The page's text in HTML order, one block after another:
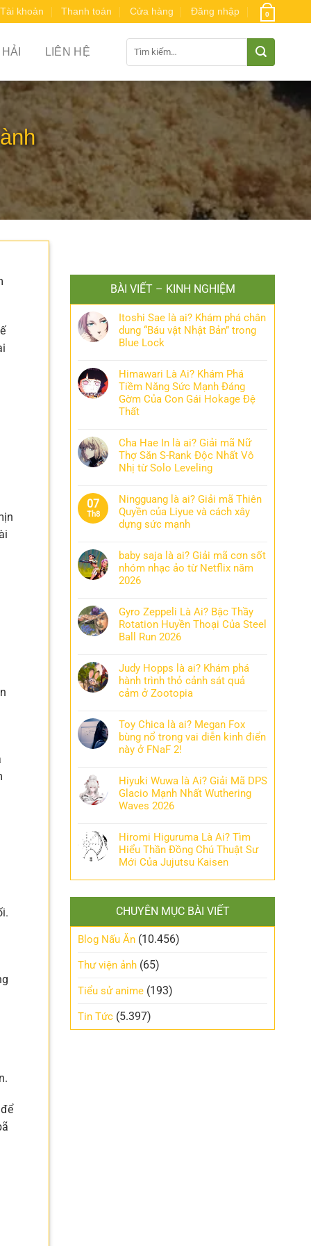
Tài khoản Thanh toán Cửa hàng Đăng nhập 0
LIÊN HỆ
kiếm:
BÀI VIẾT – KINH NGHIỆM
Itoshi Sae là ai? Khám phá chân
dung “Báu vật Nhật Bản” trong
Blue Lock
Himawari Là Ai? Khám Phá
Tiềm Năng Sức Mạnh Đáng
Gờm Của Con Gái Hokage Đệ
Thất
Cha Hae In là ai? Giải mã Nữ
Thợ Săn S-Rank Độc Nhất Vô
Nhị từ Solo Leveling
07
Th8
Ningguang là ai? Giải mã Thiên
Quyền của Liyue và cách xây
dựng sức mạnh
baby saja là ai? Giải mã cơn sốt
nhóm nhạc ảo từ Netflix năm
2026
Gyro Zeppeli Là Ai? Bậc Thầy
Rotation Huyền Thoại Của Steel
Ball Run 2026
Judy Hopps là ai? Khám phá
hành trình thỏ cảnh sát quả
cảm ở Zootopia
Toy Chica là ai? Megan Fox
bùng nổ trong vai diễn kinh điển
này ở FNaF 2!
Hiyuki Wuwa là Ai? Giải Mã DPS
Glacio Mạnh Nhất Wuthering
Waves 2026
Hiromi Higuruma Là Ai? Tìm
Hiểu Thần Đồng Chú Thuật Sư
Mới Của Jujutsu Kaisen
CHUYÊN MỤC BÀI VIẾT
Blog Nấu Ăn (10.456)
Thư viện ảnh (65)
Tiểu sử anime (193)
Tin Tức (5.397)